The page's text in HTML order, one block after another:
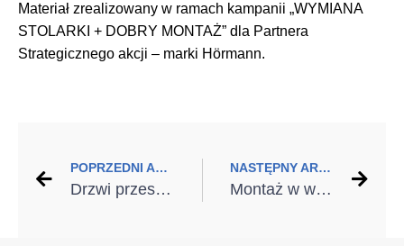
Materiał zrealizowany w ramach kampanii „WYMIANA
STOLARKI + DOBRY MONTAŻ” dla Partnera
Strategicznego akcji – marki Hörmann.
POPRZEDNI ARTYKUŁ
Drzwi przesuwne Ponzio – idealne do apartamentów
NASTĘPNY ARTYKUŁ
Montaż w warstwie ocieplenia – jak zamocować okno?